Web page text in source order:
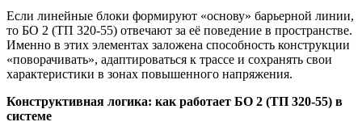
Если линейные блоки формируют «основу» барьерной линии,
то БО 2 (ТП 320-55) отвечают за её поведение в пространстве.
Именно в этих элементах заложена способность конструкции
«поворачивать», адаптироваться к трассе и сохранять свои
характеристики в зонах повышенного напряжения.
Конструктивная логика: как работает БО 2 (ТП 320-55) в
системе